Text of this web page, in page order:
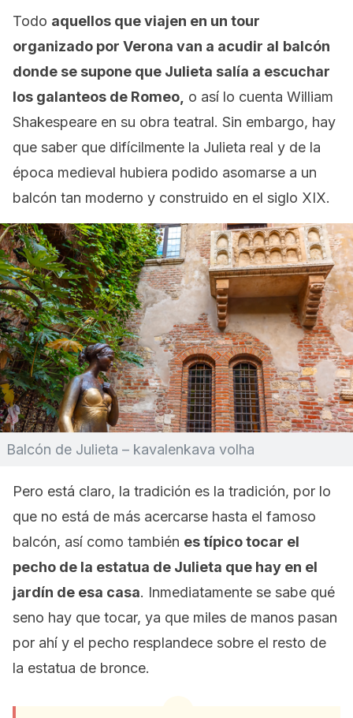
Todo aquellos que viajen en un tour
organizado por Verona van a acudir al balcón
donde se supone que Julieta salía a escuchar
los galanteos de Romeo, o así lo cuenta William
Shakespeare en su obra teatral. Sin embargo, hay
que saber que difícilmente la Julieta real y de la
época medieval hubiera podido asomarse a un
balcón tan moderno y construido en el siglo XIX.
Balcón de Julieta – kavalenkava volha
Pero está claro, la tradición es la tradición, por lo
que no está de más acercarse hasta el famoso
balcón, así como también es típico tocar el
pecho de la estatua de Julieta que hay en el
jardín de esa casa. Inmediatamente se sabe qué
seno hay que tocar, ya que miles de manos pasan
por ahí y el pecho resplandece sobre el resto de
la estatua de bronce.